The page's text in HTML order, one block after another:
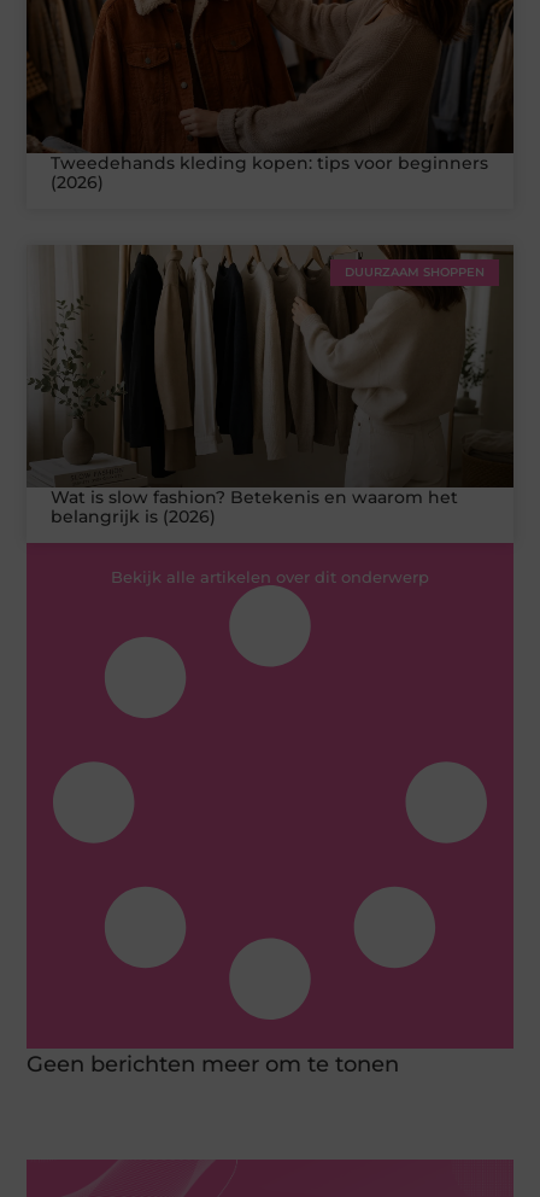
Tweedehands kleding kopen: tips voor beginners
(2026)
DUURZAAM SHOPPEN
Wat is slow fashion? Betekenis en waarom het
belangrijk is (2026)
Bekijk alle artikelen over dit onderwerp
Geen berichten meer om te tonen